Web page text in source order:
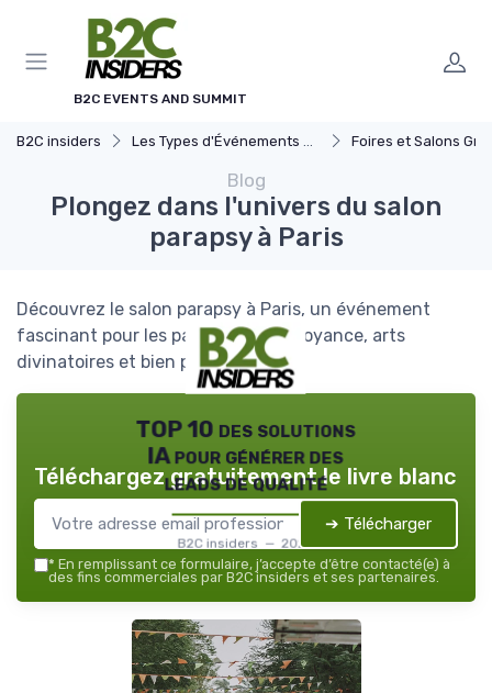
B2C EVENTS AND SUMMIT
B2C insiders Les Types d'Événements B2C Foires et Salons Grand
Blog
Plongez dans l'univers du salon
parapsy à Paris
Découvrez le salon parapsy à Paris, un événement
fascinant pour les passionnés de voyance, arts
divinatoires et bien plus encore.
TOP 10 des solutions
IA pour générer des
leads de qualité
B2C insiders — 2026
Téléchargez gratuitement le livre blanc
➔ Télécharger
* En remplissant ce formulaire, j’accepte d’être contacté(e) à
des fins commerciales par B2C insiders et ses partenaires.
Panneau de gestion des cookies